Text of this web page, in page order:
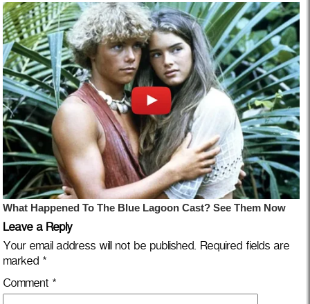
Leave a Reply
Your email address will not be published. Required fields are
marked *
Comment *